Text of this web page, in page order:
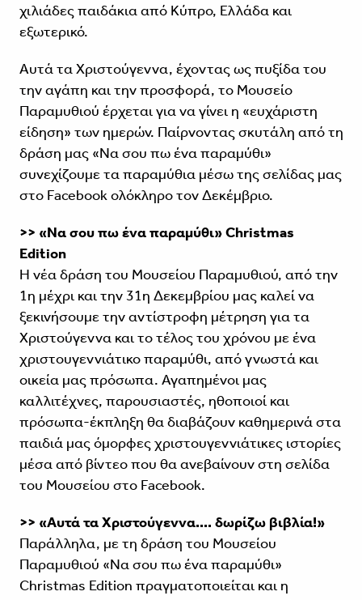
χιλιάδες παιδάκια από Κύπρο, Ελλάδα και
εξωτερικό.
Αυτά τα Χριστούγεννα, έχοντας ως πυξίδα του
την αγάπη και την προσφορά, το Μουσείο
Παραμυθιού έρχεται για να γίνει η «ευχάριστη
είδηση» των ημερών. Παίρνοντας σκυτάλη από τη
δράση μας «Να σου πω ένα παραμύθι»
συνεχίζουμε τα παραμύθια μέσω της σελίδας μας
στο Facebook ολόκληρο τον Δεκέμβριο.
>> «Να σου πω ένα παραμύθι» Christmas
Edition
Η νέα δράση του Μουσείου Παραμυθιού, από την
1η μέχρι και την 31η Δεκεμβρίου μας καλεί να
ξεκινήσουμε την αντίστροφη μέτρηση για τα
Χριστούγεννα και το τέλος του χρόνου με ένα
χριστουγεννιάτικο παραμύθι, από γνωστά και
οικεία μας πρόσωπα. Αγαπημένοι μας
καλλιτέχνες, παρουσιαστές, ηθοποιοί και
πρόσωπα-έκπληξη θα διαβάζουν καθημερινά στα
παιδιά μας όμορφες χριστουγεννιάτικες ιστορίες
μέσα από βίντεο που θα ανεβαίνουν στη σελίδα
του Μουσείου στο Facebook.
>> «Αυτά τα Χριστούγεννα.... δωρίζω βιβλία!»
Παράλληλα, με τη δράση του Μουσείου
Παραμυθιού «Να σου πω ένα παραμύθι»
Christmas Edition πραγματοποιείται και η